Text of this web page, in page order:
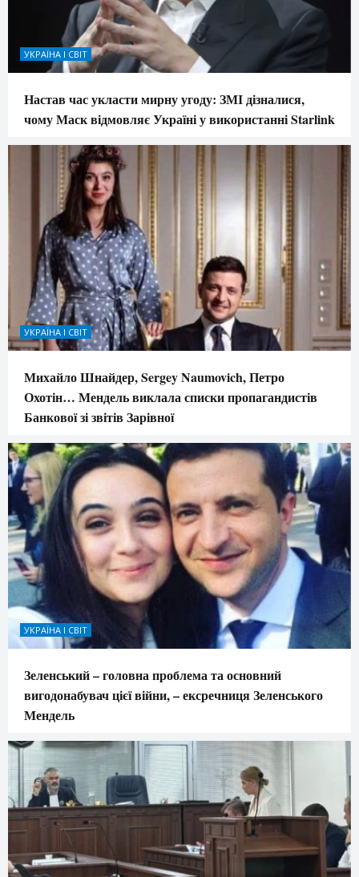
УКРАЇНА І СВІТ
Настав час укласти мирну угоду: ЗМІ дізналися,
чому Маск відмовляє Україні у використанні Starlink
УКРАЇНА І СВІТ
Михайло Шнайдер, Sergey Naumovich, Петро
Охотін… Мендель виклала списки пропагандистів
Банкової зі звітів Зарівної
УКРАЇНА І СВІТ
Зеленський – головна проблема та основний
вигодонабувач цієї війни, – ексречниця Зеленського
Мендель